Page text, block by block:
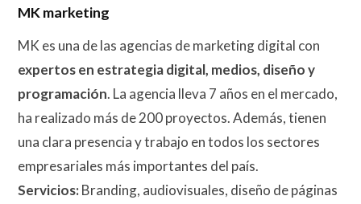
MK marketing
MK es una de las agencias de marketing digital con
expertos en estrategia digital, medios, diseño y
programación. La agencia lleva 7 años en el mercado,
ha realizado más de 200 proyectos. Además, tienen
una clara presencia y trabajo en todos los sectores
empresariales más importantes del país.
Servicios:Branding, audiovisuales, diseño de páginas